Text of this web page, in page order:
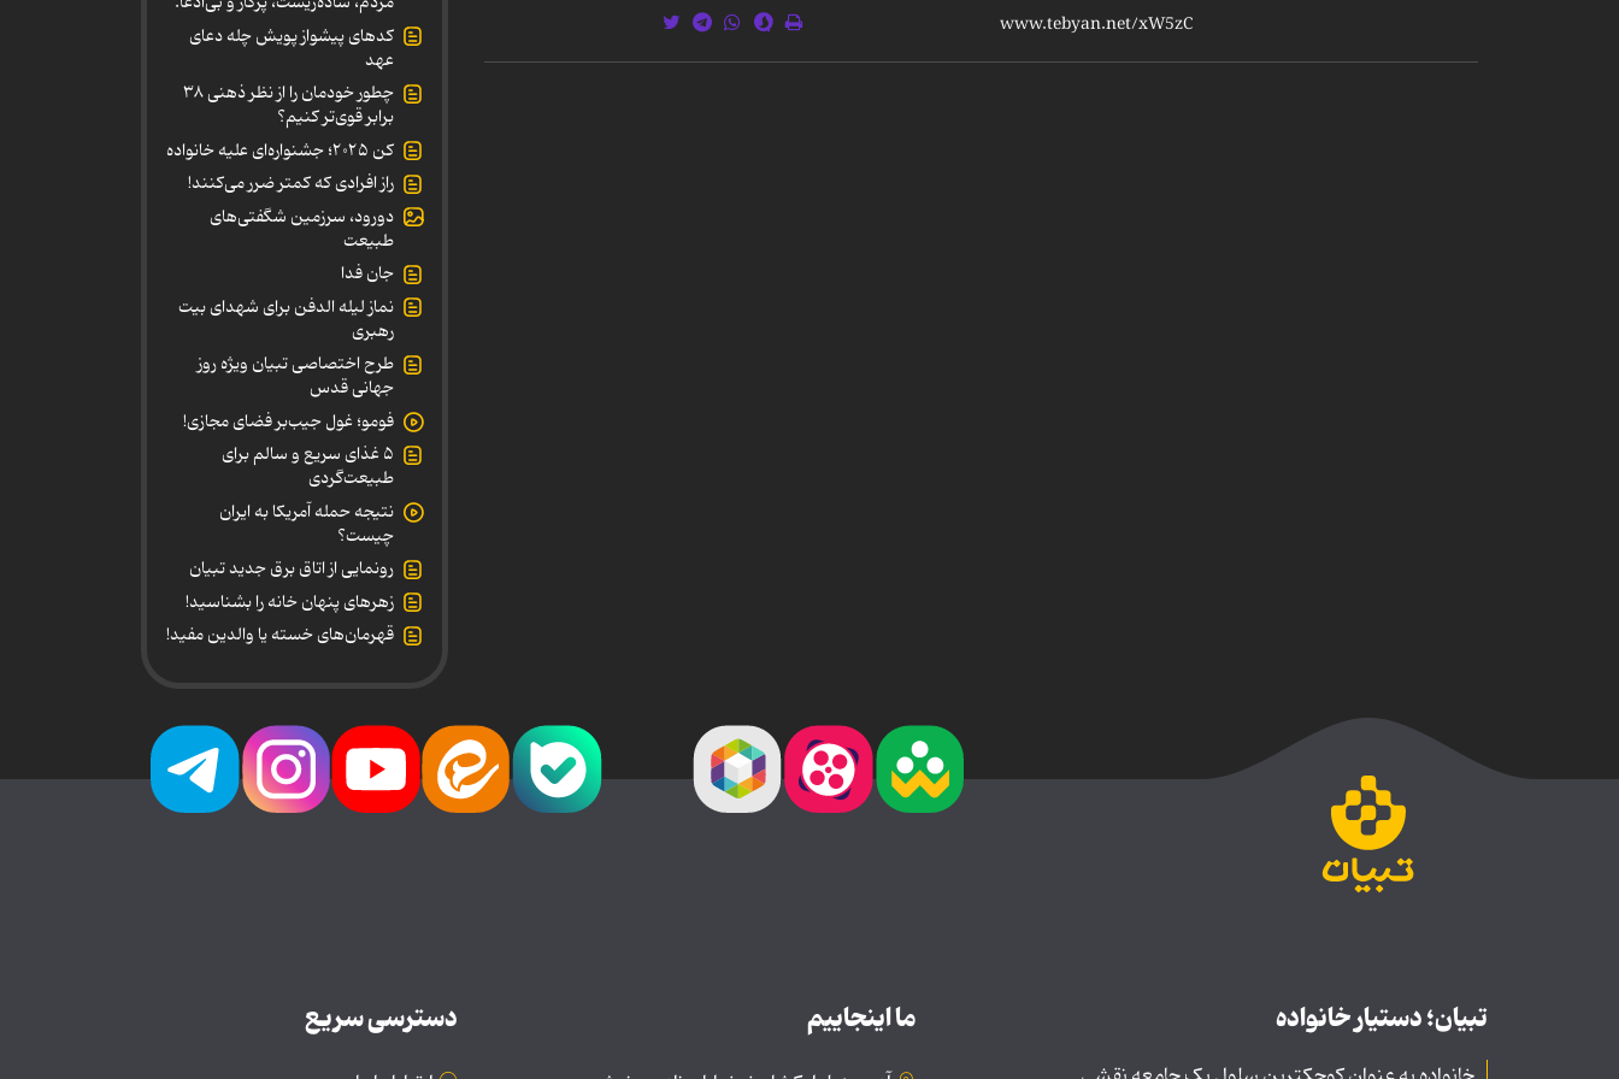
کدهای پیشواز پویش چله دعای
عهد
چطور خودمان را از نظر ذهنی ۳۸
برابر قوی‌تر کنیم؟
کن ۲۰۲۵؛ جشنواره‌ای علیه خانواده
راز افرادی که کمتر ضرر می‌کنند!
دورود، سرزمین شگفتی‌های
طبیعت
جان فدا
نماز لیله الدفن برای شهدای بیت
رهبری
طرح اختصاصی تبیان ویژه روز
جهانی قدس
فومو؛ غول جیب‌بر فضای مجازی!
۵ غذای سریع و سالم برای
طبیعت‌گردی
نتیجه حمله آمریکا به ایران
چیست؟
رونمایی از اتاق برق جدید تبیان
زهرهای پنهان خانه را بشناسید!
قهرمان‌های خسته یا والدین مفید!
تبیان؛ دستیار خانواده ما اینجاییم دسترسی سریع